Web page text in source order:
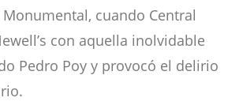
cuando Central
con aquella inolvidable
Pedro Poy y provocó el delirio